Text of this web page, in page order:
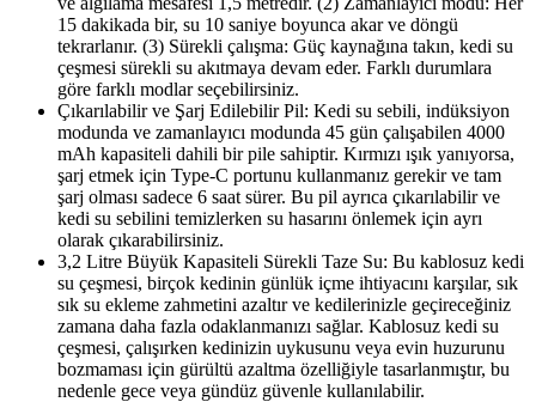
15 dakikada bir, su 10 saniye boyunca akar ve döngü
tekrarlanır. (3) Sürekli çalışma: Güç kaynağına takın, kedi su
çeşmesi sürekli su akıtmaya devam eder. Farklı durumlara
göre farklı modlar seçebilirsiniz.
Çıkarılabilir ve Şarj Edilebilir Pil: Kedi su sebili, indüksiyon
modunda ve zamanlayıcı modunda 45 gün çalışabilen 4000
mAh kapasiteli dahili bir pile sahiptir. Kırmızı ışık yanıyorsa,
şarj etmek için Type-C portunu kullanmanız gerekir ve tam
şarj olması sadece 6 saat sürer. Bu pil ayrıca çıkarılabilir ve
kedi su sebilini temizlerken su hasarını önlemek için ayrı
olarak çıkarabilirsiniz.
3,2 Litre Büyük Kapasiteli Sürekli Taze Su: Bu kablosuz kedi
su çeşmesi, birçok kedinin günlük içme ihtiyacını karşılar, sık
sık su ekleme zahmetini azaltır ve kedilerinizle geçireceğiniz
zamana daha fazla odaklanmanızı sağlar. Kablosuz kedi su
çeşmesi, çalışırken kedinizin uykusunu veya evin huzurunu
bozmaması için gürültü azaltma özelliğiyle tasarlanmıştır, bu
nedenle gece veya gündüz güvenle kullanılabilir.